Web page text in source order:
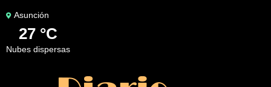
Asunción
27 °C
nubes dispersas